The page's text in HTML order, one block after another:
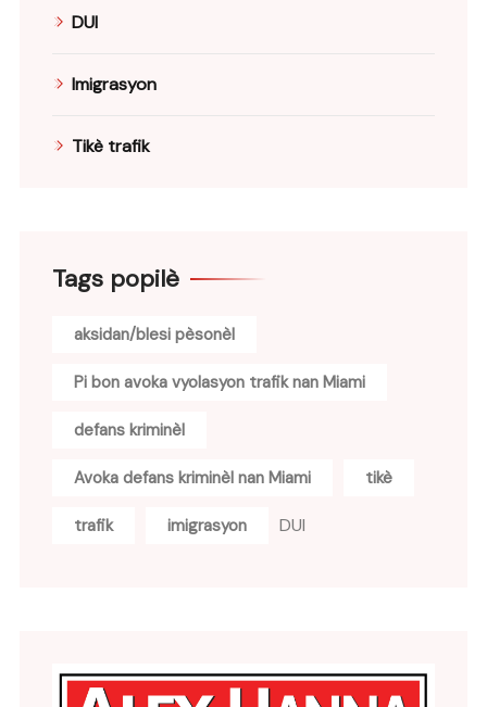
DUI
Imigrasyon
Tikè trafik
Tags popilè
aksidan/blesi pèsonèl
Pi bon avoka vyolasyon trafik nan Miami
defans kriminèl
Avoka defans kriminèl nan Miami tikè
trafik imigrasyon DUI